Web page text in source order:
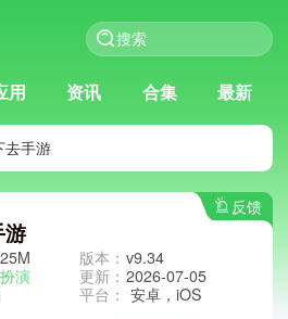
用 资讯 合集 最新
去手游
反馈
游
演
版本： v9.34
更新： 2026-07-05
平台： 安卓，iOS